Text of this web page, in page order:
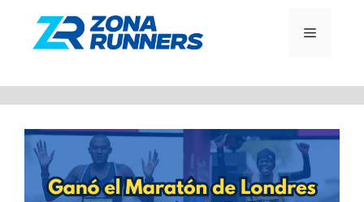
contenido
MENÚ